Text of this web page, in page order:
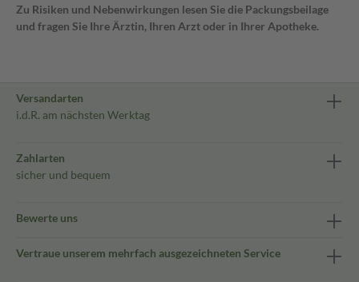
Zu Risiken und Nebenwirkungen lesen Sie die Packungsbeilage
und fragen Sie Ihre Ärztin, Ihren Arzt oder in Ihrer Apotheke.
Versandarten
i.d.R. am nächsten Werktag
Zahlarten
sicher und bequem
Bewerte uns
Vertraue unserem mehrfach ausgezeichneten Service